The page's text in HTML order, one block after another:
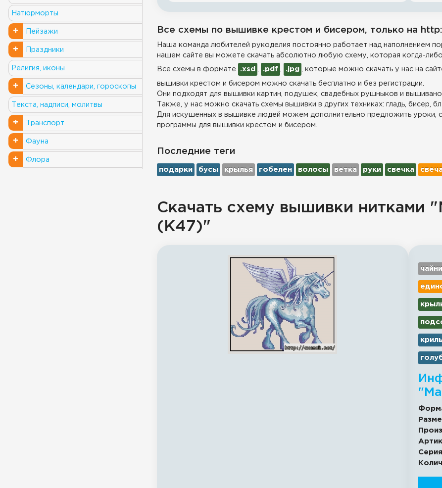
Натюрморты
+ Пейзажи
+ Праздники
Религия, иконы
+ Сезоны, календари, гороскопы
Текста, надписи, молитвы
+ Транспорт
+ Фауна
+ Флора
Все схемы по вышивке крестом и бисером, только на
Наша команда любителей рукоделия постоянно работает над наполнением
нашем сайте вы можете скачать абсолютно любую схему, которая когда-либо
Все схемы в формате .xsd .pdf .jpg , которые можно скачать у нас на
вышивки крестом и бисером можно скачать бесплатно и без регистрации.
Они подходят для вышивки картин, подушек, свадебных рушныков и
Также, у нас можно скачать схемы вышивки в других техниках: гладь, бисер,
Для искушенных в вышивке людей можем дополнительно предложить уроки,
программы для вышивки крестом и бисером.
Последние теги
подарки бусы крылья гобелен волосы ветка руки свечка
Скачать схему вышивки нитками
(К47)"